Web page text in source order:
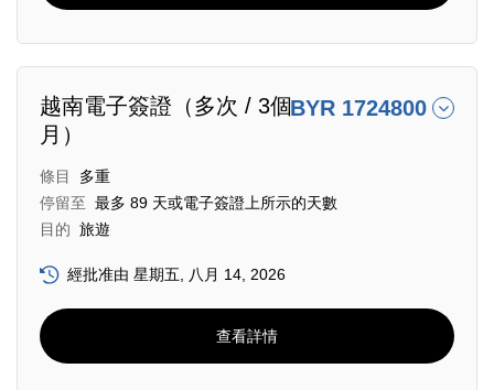
越南電子簽證（多次 / 3個
月）
BYR 1724800
條目
多重
停留至 最多 89 天或電子簽證上所示的天數
目的 旅遊
經批准由 星期五, 八月 14, 2026
查看詳情